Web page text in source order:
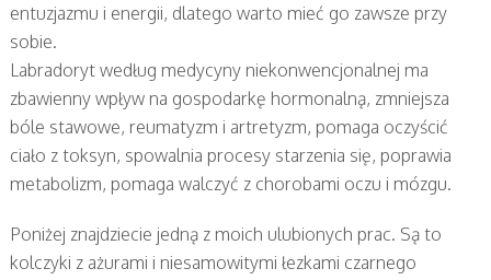
entuzjazmu i energii, dlatego warto mieć go zawsze przy
sobie.
Labradoryt według medycyny niekonwencjonalnej ma
zbawienny wpływ na gospodarkę hormonalną, zmniejsza
bóle stawowe, reumatyzm i artretyzm, pomaga oczyścić
ciało z toksyn, spowalnia procesy starzenia się, poprawia
metabolizm, pomaga walczyć z chorobami oczu i mózgu.
Poniżej znajdziecie jedną z moich ulubionych prac. Są to
kolczyki z ażurami i niesamowitymi łezkami czarnego